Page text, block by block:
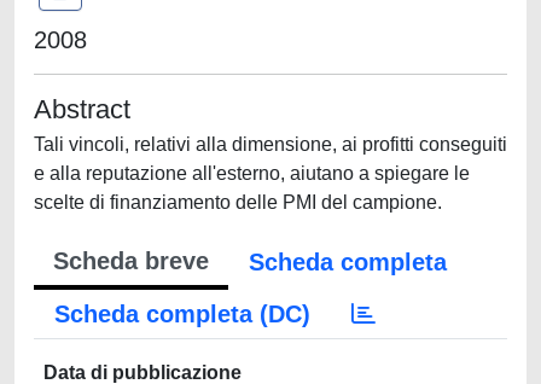
2008
Abstract
Tali vincoli, relativi alla dimensione, ai profitti conseguiti
e alla reputazione all'esterno, aiutano a spiegare le
scelte di finanziamento delle PMI del campione.
Scheda breve
Scheda completa
Scheda completa (DC)
Data di pubblicazione